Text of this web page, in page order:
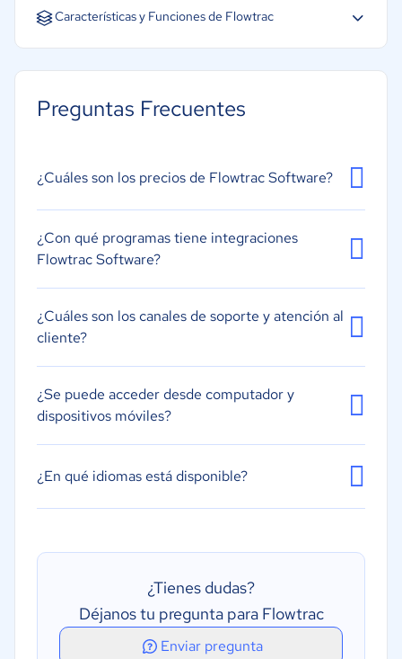
Español Inglés
Características y Funciones de Flowtrac
Códigos de barras/RFID
Gestión de ciclo de compras
Auditoría de inventario
Control de inventario
Preguntas Frecuentes
¿Cuáles son los precios de Flowtrac Software?
¿Con qué programas tiene integraciones
Flowtrac Software?
¿Cuáles son los canales de soporte y atención al
cliente?
¿Se puede acceder desde computador y
dispositivos móviles?
¿En qué idiomas está disponible?
¿Tienes dudas?
Déjanos tu pregunta para Flowtrac
Enviar pregunta